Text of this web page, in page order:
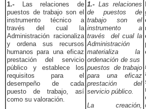
1.- Las relaciones de
puestos de trabajo son el
instrumento técnico a
través del cual la
Administración racionaliza
y ordena sus recursos
humanos para una eficaz
prestación del servicio
público y establece los
requisitos para el
desempeño de cada
puesto de trabajo, así
como su valoración.
1.- Las relaciones
de puestos de
trabajo son el
instrumento a
través del cual la
Administración
materializa la
ordenación de sus
puestos de trabajo
para una eficaz
prestación del
servicio público.
La creación,